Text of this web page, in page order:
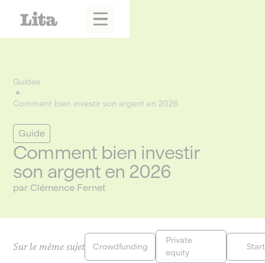
Guides
Comment bien investir son argent en 2026
Guide
Comment bien investir
son argent en 2026
par Clémence Fernet
Sur le même sujet Crowdfunding
Private
equity